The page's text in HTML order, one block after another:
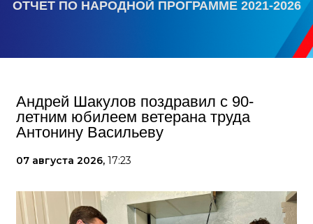
ОТЧЕТ ПО НАРОДНОЙ ПРОГРАММЕ 2021-2026
Андрей Шакулов поздравил с 90-
летним юбилеем ветерана труда
Антонину Васильеву
07 августа 2026, 17:23